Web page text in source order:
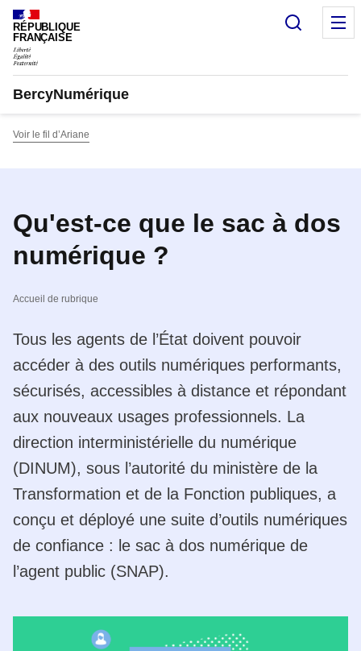
Panneau de gestion des cookies
RÉPUBLIQUE
FRANÇAISE
BercyNumérique
Voir le fil d’Ariane
Qu'est-ce que le sac à dos
numérique ?
Accueil de rubrique
Tous les agents de l’État doivent pouvoir
accéder à des outils numériques performants,
sécurisés, accessibles à distance et répondant
aux nouveaux usages professionnels. La
direction interministérielle du numérique
(DINUM), sous l’autorité du ministère de la
Transformation et de la Fonction publiques, a
conçu et déployé une suite d’outils numériques
de confiance : le sac à dos numérique de
l’agent public (SNAP).